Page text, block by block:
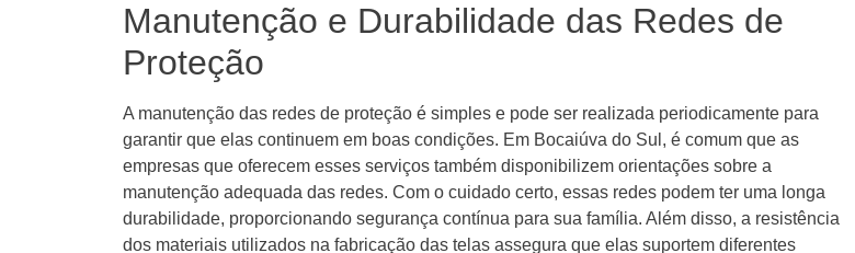
Manutenção e Durabilidade das Redes de
Proteção
A manutenção das redes de proteção é simples e pode ser realizada periodicamente para
garantir que elas continuem em boas condições. Em Bocaiúva do Sul, é comum que as
empresas que oferecem esses serviços também disponibilizem orientações sobre a
manutenção adequada das redes. Com o cuidado certo, essas redes podem ter uma longa
durabilidade, proporcionando segurança contínua para sua família. Além disso, a resistência
dos materiais utilizados na fabricação das telas assegura que elas suportem diferentes